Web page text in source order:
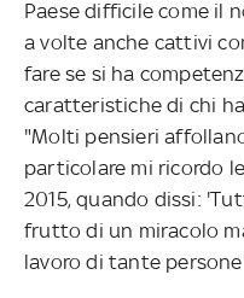
Paese difficile come il
a volte anche cattivi
fare se si ha
caratteristiche di chi
"Molti pensieri
particolare mi ricordo
2015, quando dissi:
frutto di un miracolo
lavoro di tante